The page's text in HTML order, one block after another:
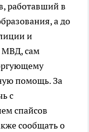
работавший в
а до
и
МВД, сам
помощь. За
с
спайсов
сообщать о